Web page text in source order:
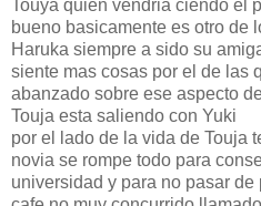
Touya quien vendria ciendo el
bueno basicamente es otro de
Haruka siempre a sido su
siente mas cosas por el de las
abanzado sobre ese aspecto
Touja esta saliendo con Yuki
por el lado de la vida de Touja
novia se rompe todo para
universidad y para no pasar